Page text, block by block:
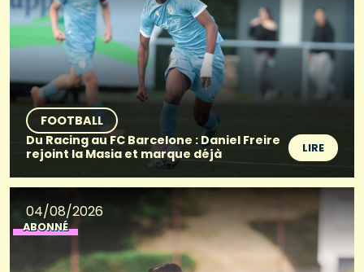
FOOTBALL
Du Racing au FC Barcelone : Daniel Freire
rejoint la Masia et marque déjà
LIRE
04/08/2026
ABONNÉ